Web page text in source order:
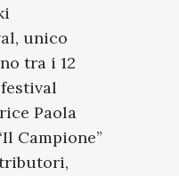
, unico
tra i 12
Paola
Campione”